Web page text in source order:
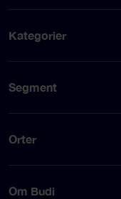
Kategorier
Segment
Orter
Om Budi